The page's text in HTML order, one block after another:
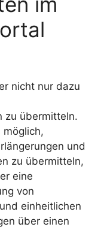
nicht nur dazu
zu übermitteln.
und
zu übermitteln,
eine
von
einheitlichen
über einen